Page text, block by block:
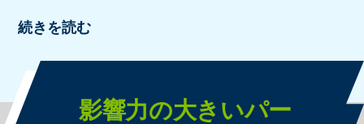
続きを読む
影響力の大きいパー